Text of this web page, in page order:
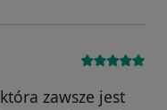
zawsze jest